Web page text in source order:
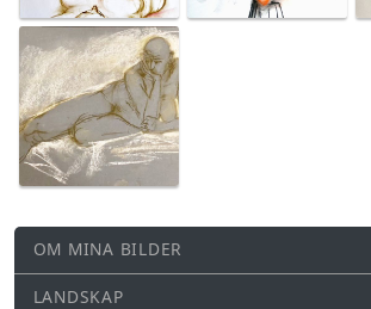
OM MINA BILDER
LANDSKAP